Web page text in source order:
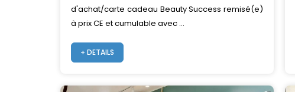
d'achat/carte cadeau Beauty Success remisé(e)
à prix CE et cumulable avec ...
+ DETAILS